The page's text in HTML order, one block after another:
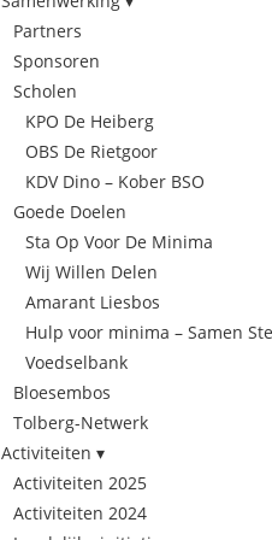
Partners
Sponsoren
Scholen
KPO De Heiberg
OBS De Rietgoor
KDV Dino – Kober BSO
Goede Doelen
Sta Op Voor De Minima
Wij Willen Delen
Amarant Liesbos
Hulp voor minima – Samen
Voedselbank
Bloesembos
Tolberg-Netwerk
Activiteiten
Activiteiten 2025
Activiteiten 2024